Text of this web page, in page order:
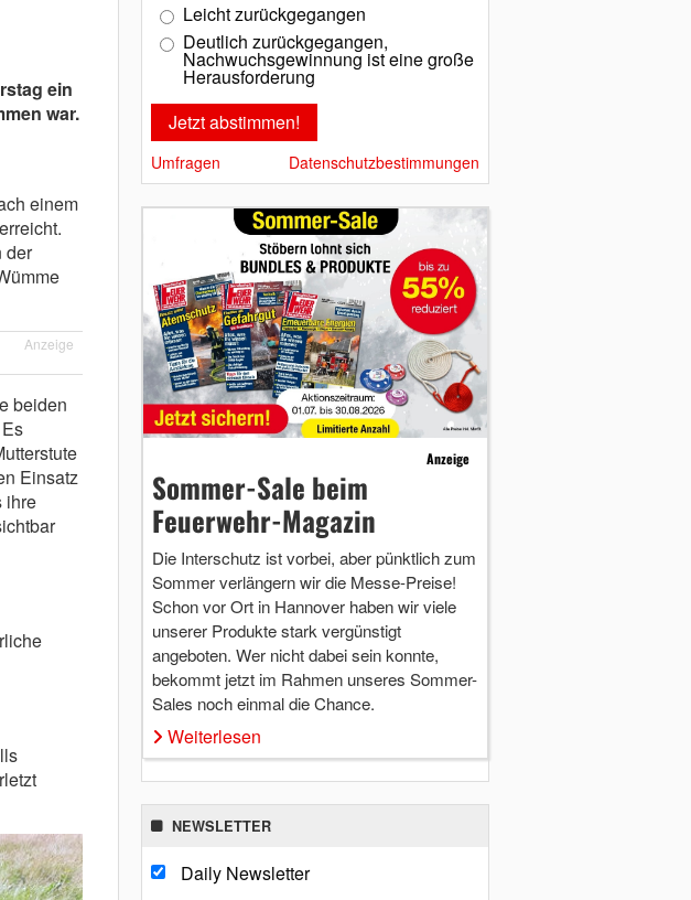
ein
war.
einem
der
Anzeige
beiden
Einsatz
ihre
Leicht zurückgegangen
Deutlich zurückgegangen,
Nachwuchsgewinnung ist eine große
Herausforderung
Umfragen Datenschutzbestimmungen
Anzeige
Sommer-Sale beim
Feuerwehr-Magazin
Die Interschutz ist vorbei, aber pünktlich zum
Sommer verlängern wir die Messe-Preise!
Schon vor Ort in Hannover haben wir viele
unserer Produkte stark vergünstigt
angeboten. Wer nicht dabei sein konnte,
bekommt jetzt im Rahmen unseres Sommer-
Sales noch einmal die Chance.
Weiterlesen
NEWSLETTER
Daily Newsletter